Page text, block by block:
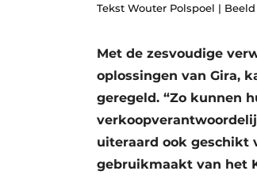
Video’s
Tekst Wouter Polspoel | Beeld
Met de zesvoudige
oplossingen van Gira,
geregeld. “Zo kunnen
uiteraard ook geschikt
gebruikmaakt van het